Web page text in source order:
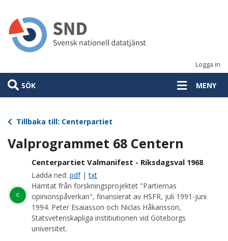
huvudinnehåll
Logga in
SÖK MENY
Tillbaka till: Centerpartiet
Valprogrammet 68 Centern
c
Centerpartiet Valmanifest - Riksdagsval 1968
Ladda ned: pdf|txt
Hämtat från forskningsprojektet "Partiernas
opinionspåverkan", finansierat av HSFR, juli 1991-juni
1994. Peter Esaiasson och Niclas Håkansson,
Statsvetenskapliga institiutionen vid Göteborgs
universitet.